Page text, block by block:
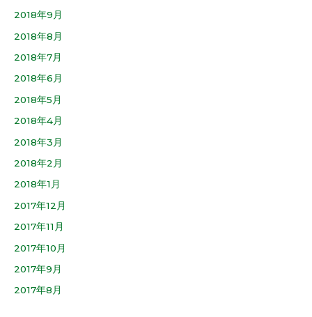
2018年9月
2018年8月
2018年7月
2018年6月
2018年5月
2018年4月
2018年3月
2018年2月
2018年1月
2017年12月
2017年11月
2017年10月
2017年9月
2017年8月